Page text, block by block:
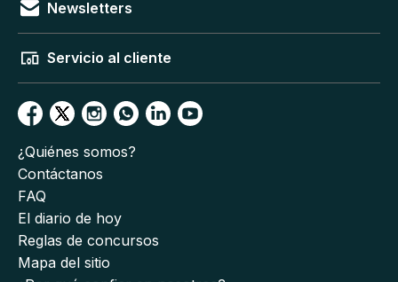
Newsletters
Servicio al cliente
¿Quiénes somos?
Contáctanos
FAQ
El diario de hoy
Reglas de concursos
Mapa del sitio